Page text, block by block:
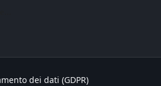
dei dati (GDPR)